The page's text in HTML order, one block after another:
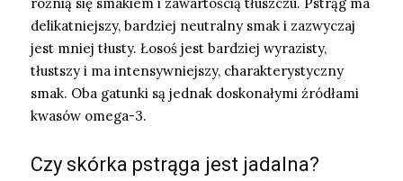
delikatniejszy, bardziej neutralny smak i zazwyczaj
jest mniej tłusty. Łosoś jest bardziej wyrazisty,
tłustszy i ma intensywniejszy, charakterystyczny
smak. Oba gatunki są jednak doskonałymi źródłami
kwasów omega-3.
Czy skórka pstrąga jest jadalna?